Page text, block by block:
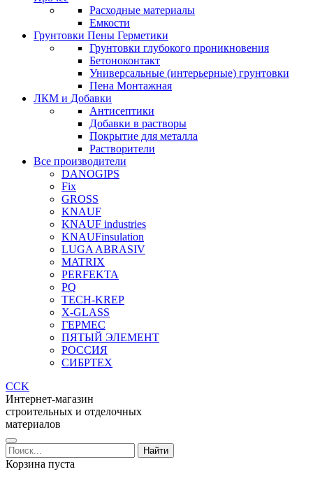
Расходные материалы
Емкости
Грунтовки Пены Герметики
Грунтовки глубокого проникновения
Бетоноконтакт
Универсальные (интерьерные) грунтовки
Пена Монтажная
ЛКМ и Добавки
Антисептики
Добавки в растворы
Покрытие для металла
Растворители
Все производители
DANOGIPS
Fix
GROSS
KNAUF
KNAUF industries
KNAUFinsulation
LUGA ABRASIV
MATRIX
PERFEKTA
PQ
TECH-KREP
X-GLASS
ГЕРМЕС
ПЯТЫЙ ЭЛЕМЕНТ
РОССИЯ
СИБРТЕХ
CCK
Интернет-магазин
строительных и отделочных
материалов
Корзина пуста